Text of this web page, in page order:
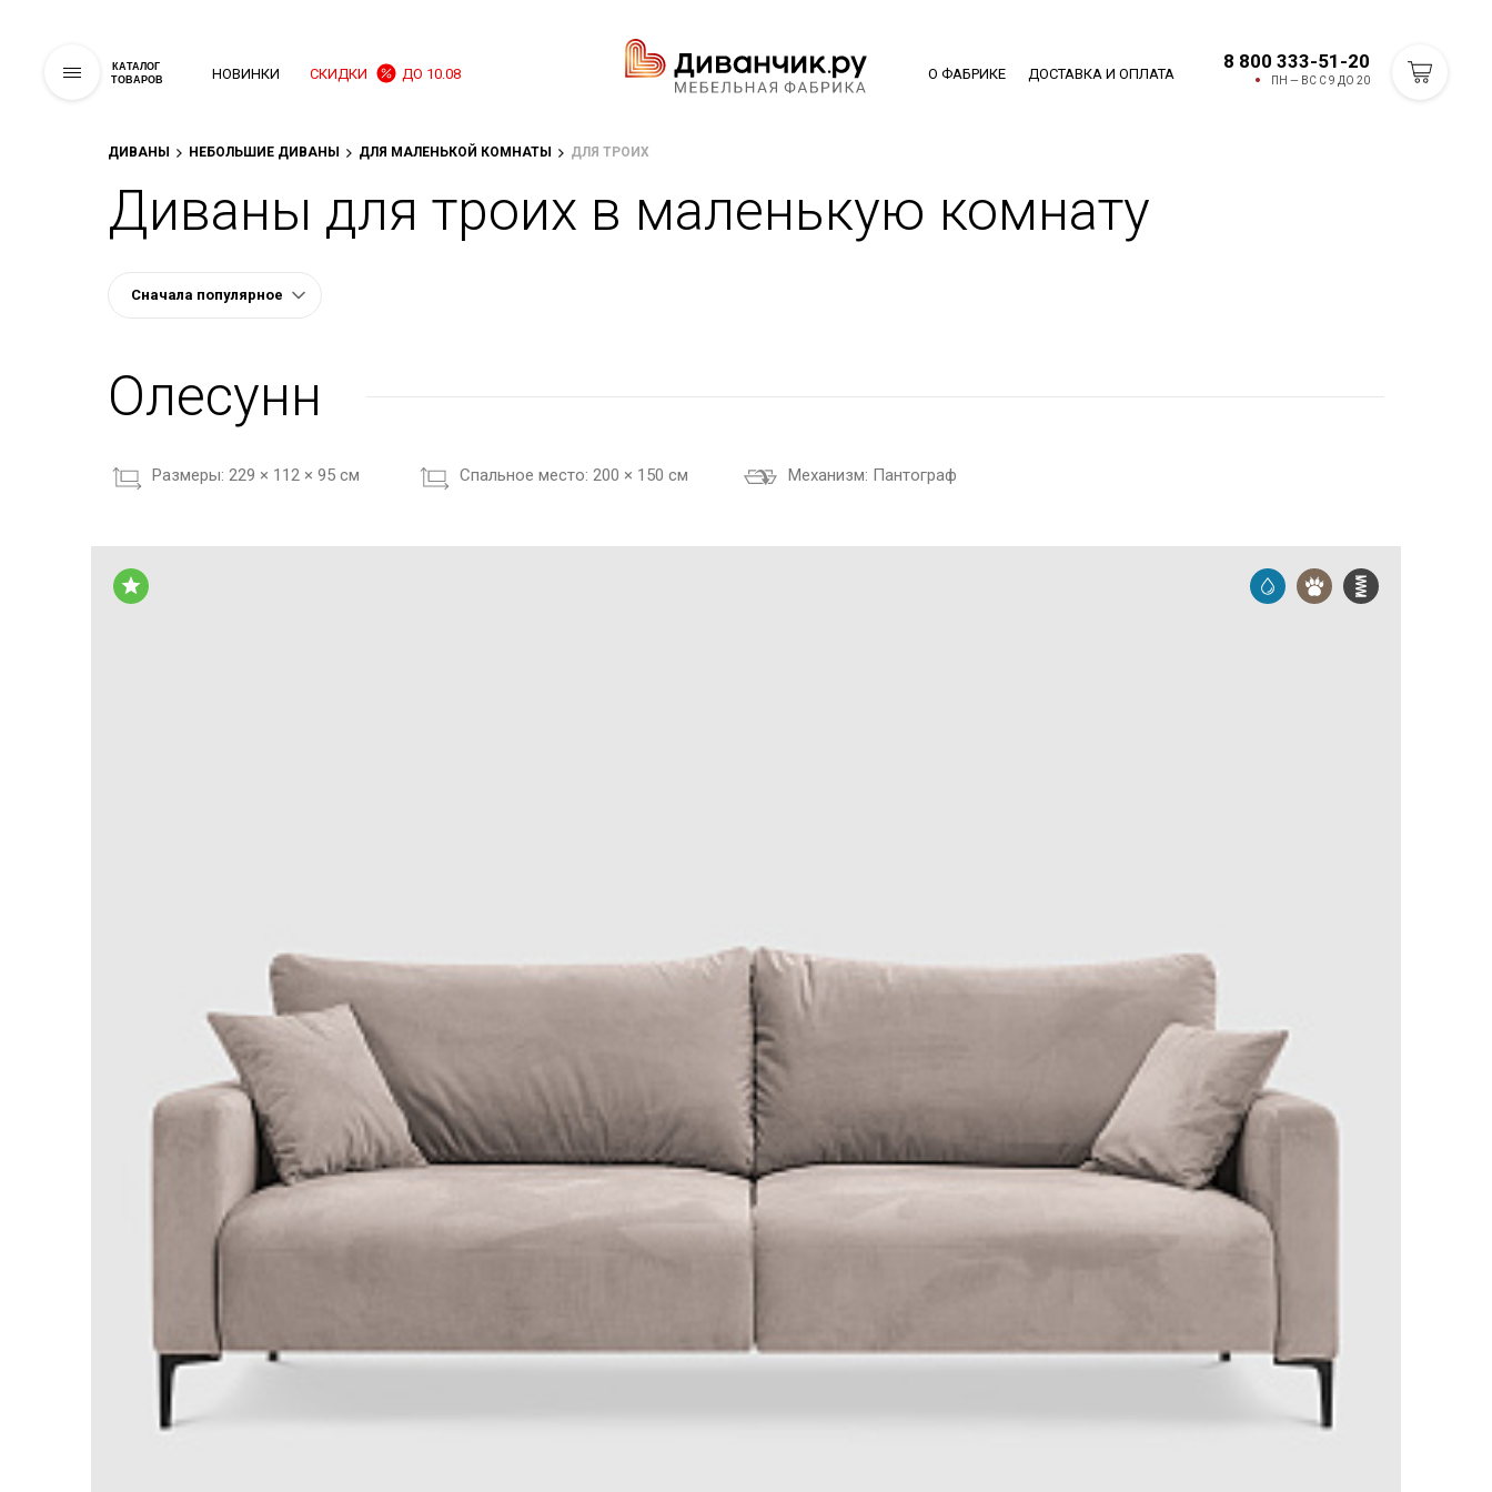
КАТАЛОГ
ТОВАРОВ
НОВИНКИ СКИДКИ ДО 10.08 О ФАБРИКЕ ДОСТАВКА И ОПЛАТА
8 800 333-51-20
ПН — ВС С 9 ДО 20
ДИВАНЫ НЕБОЛЬШИЕ ДИВАНЫ ДЛЯ МАЛЕНЬКОЙ КОМНАТЫ ДЛЯ ТРОИХ
Диваны для троих в маленькую комнату
Олесунн
Размеры: 229 × 112 × 95 см Cпальное место: 200 × 150 см Механизм: Пантограф